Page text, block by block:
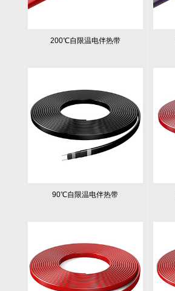
200℃自限温电伴热带
90℃自限温电伴热带